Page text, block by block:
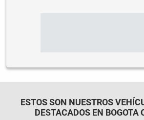
ESTOS SON NUESTROS
DESTACADOS EN BOGOTA